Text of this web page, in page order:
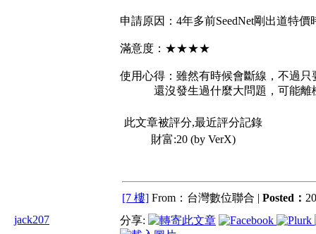
申請原因：4年多前SeedNet剛出道特價
滿意度：★★★★
使用心得：雖然有時候會斷線，不過
還沒發生過什麼大問題，可能離機
此文章被評分,最近評分記錄
財富:20 (by VerX)
[7 樓] From：台灣數位聯合 | Posted：
jack207
分享: